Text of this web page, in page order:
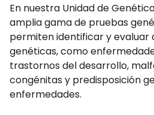
En nuestra Unidad de
amplia gama de pruebas
permiten identificar y evaluar
genéticas, como
trastornos del desarrollo,
congénitas y predisposición
enfermedades.